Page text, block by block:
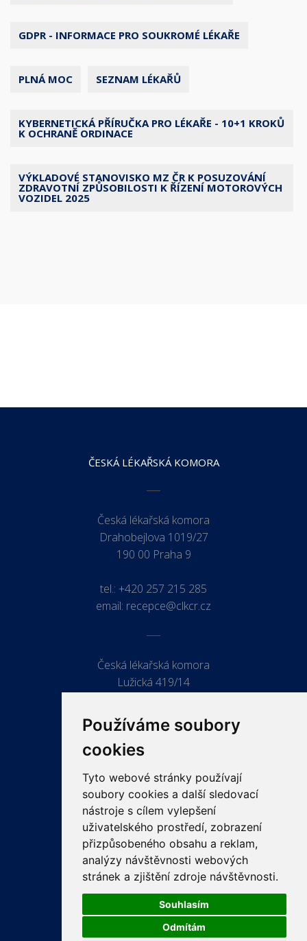
Používáme soubory
cookies
Tyto webové stránky používají
soubory cookies a další sledovací
nástroje s cílem vylepšení
uživatelského prostředí, zobrazení
přizpůsobeného obsahu a reklam,
analýzy návštěvnosti webových
stránek a zjištění zdroje návštěvnosti.
Souhlasím
Odmítám
GDPR - INFORMACE PRO SOUKROMÉ LÉKAŘE
PLNÁ MOC SEZNAM LÉKAŘŮ
KYBERNETICKÁ PŘÍRUČKA PRO LÉKAŘE - 10+1 KROKŮ
K OCHRANĚ ORDINACE
VÝKLADOVÉ STANOVISKO MZ ČR K POSUZOVÁNÍ
ZDRAVOTNÍ ZPŮSOBILOSTI K ŘÍZENÍ MOTOROVÝCH
VOZIDEL 2025
ČESKÁ LÉKAŘSKÁ KOMORA
Česká lékařská komora
Drahobejlova 1019/27
190 00 Praha 9
tel.: +420 257 215 285
email: recepce@clkcr.cz
Česká lékařská komora
Lužická 419/14
ODKAZY
PRO LÉKAŘE
PRO VEŘEJNOST
VZDĚLÁVÁNÍ